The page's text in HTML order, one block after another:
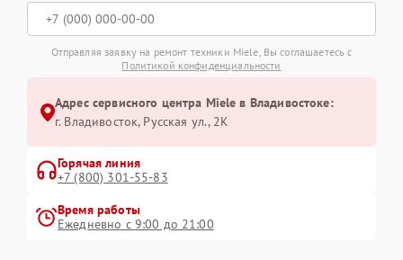
Отправляя заявку на ремонт техники Miele, Вы соглашаетесь с
Политикой конфиденциальности
Адрес сервисного центра Miele в Владивостоке:
г. Владивосток, Русская ул., 2К
Горячая линия
+7 (800) 301-55-83
Время работы
Ежедневно с 9:00 до 21:00